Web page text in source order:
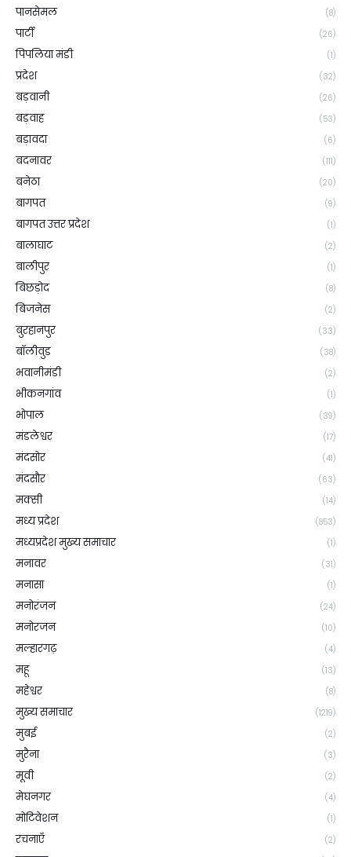
पानसेमल (8)
पार्टी (26)
पिपलिया मंडी (1)
प्रदेश (32)
बड़वानी (26)
बड़वाह (53)
बड़ावदा (6)
बदनावर (111)
बनेठा (20)
बागपत (9)
बागपत उत्तर प्रदेश (1)
बालाघाट (2)
बालीपुर (1)
बिछड़ोद (8)
बिजनेस (2)
बुरहानपुर (33)
बॉलीवुड (38)
भवानीमंडी (2)
भीकनगांव (1)
भोपाल (39)
मंडलेश्वर (17)
मंदसोर (41)
मंदसौर (63)
मक्सी (14)
मध्य प्रदेश (853)
मध्यप्रदेश मुख्य समाचार (1)
मनावर (31)
मनासा (1)
मनोरंजन (24)
मनोरजन (10)
मल्हारगढ़ (4)
महू (13)
महेश्वर (8)
मुख्य समाचार (1219)
मुबई (2)
मुरैना (3)
मूवी (2)
मेघनगर (4)
मोटिवेशन (1)
रचनाएँ (2)